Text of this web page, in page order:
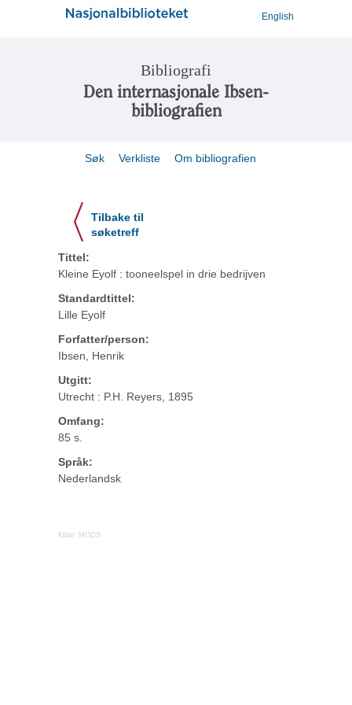
English
Bibliografi
Den internasjonale Ibsen-
bibliografien
Søk Verkliste Om bibliografien
Tilbake til
søketreff
Tittel:
Kleine Eyolf : tooneelspel in drie bedrijven
Standardtittel:
Lille Eyolf
Forfatter/person:
Ibsen, Henrik
Utgitt:
Utrecht : P.H. Reyers, 1895
Omfang:
85 s.
Språk:
Nederlandsk
Kilde: MODS